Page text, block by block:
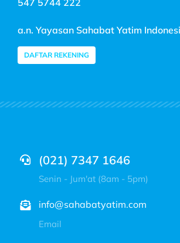
547 5744 222
a.n. Yayasan Sahabat Yatim
DAFTAR REKENING
(021) 7347 1646
Senin - Jum'at (8am - 5pm)
info@sahabatyatim.com
Email